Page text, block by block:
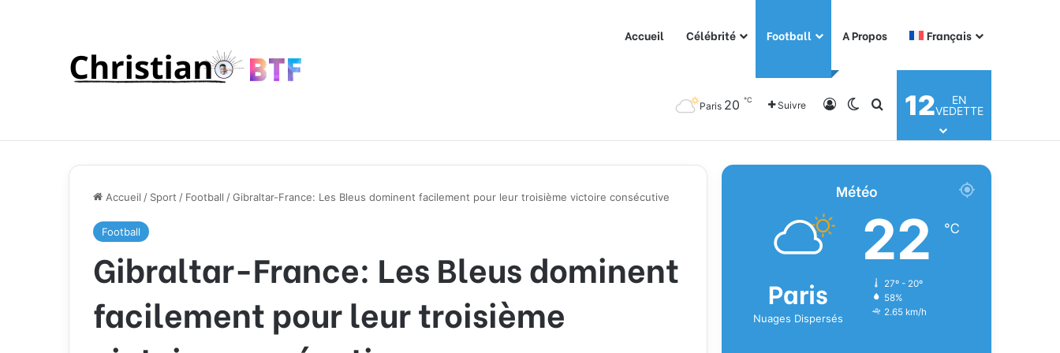
Accueil Célébrité Football A Propos Français
Paris 20 ℃ Suivre ConnexionSwitch skin
Rechercher
12
EN
VEDETTE
Accueil / Sport / Football /Gibraltar-France: Les Bleus dominent facilement pour leur troisième victoire consécutive
Football
Gibraltar-France: Les Bleus dominent
facilement pour leur troisième
Météo
Paris
Nuages Dispersés
22 ℃
27º - 20º
58%
2.65 km/h